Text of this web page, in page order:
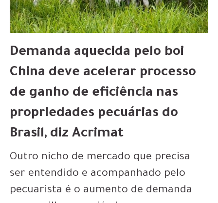
Demanda aquecida pelo boi
China deve acelerar processo
de ganho de eficiência nas
propriedades pecuárias do
Brasil, diz Acrimat
Outro nicho de mercado que precisa
ser entendido e acompanhado pelo
pecuarista é o aumento de demanda